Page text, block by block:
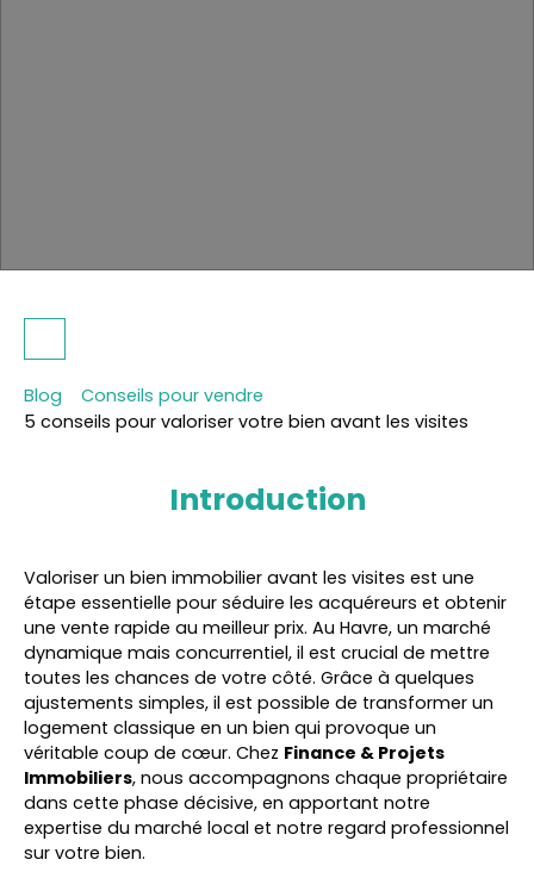
Blog
Conseils pour vendre
5 conseils pour valoriser votre bien avant les visites
Introduction
Valoriser un bien immobilier avant les visites est une
étape essentielle pour séduire les acquéreurs et obtenir
une vente rapide au meilleur prix. Au Havre, un marché
dynamique mais concurrentiel, il est crucial de mettre
toutes les chances de votre côté. Grâce à quelques
ajustements simples, il est possible de transformer un
logement classique en un bien qui provoque un
véritable coup de cœur. Chez Finance & Projets
Immobiliers, nous accompagnons chaque propriétaire
dans cette phase décisive, en apportant notre
expertise du marché local et notre regard professionnel
sur votre bien.